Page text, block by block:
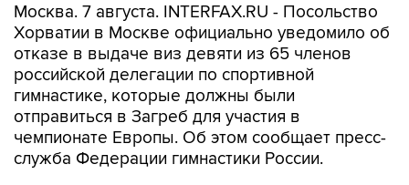
Москва. 7 августа. INTERFAX.RU - Посольство
Хорватии в Москве официально уведомило об
отказе в выдаче виз девяти из 65 членов
российской делегации по спортивной
гимнастике, которые должны были
отправиться в Загреб для участия в
чемпионате Европы. Об этом сообщает пресс-
служба Федерации гимнастики России.